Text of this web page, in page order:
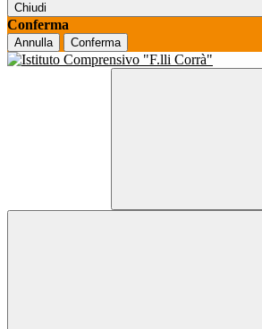
Chiudi
Conferma
Annulla Conferma